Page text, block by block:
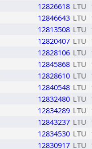
12826618 LTU
12846643 LTU
12813508 LTU
12820407 LTU
12828106 LTU
12845868 LTU
12828610 LTU
12840548 LTU
12832480 LTU
12834289 LTU
12843237 LTU
12834530 LTU
12830917 LTU